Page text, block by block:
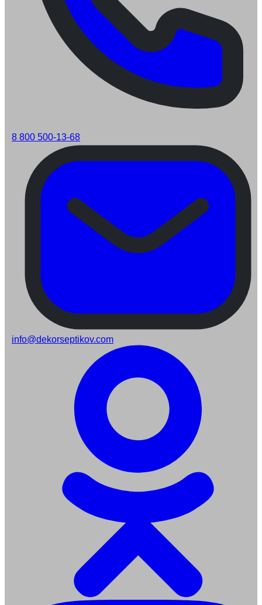
8 800 500-13-68
info@dekorseptikov.com